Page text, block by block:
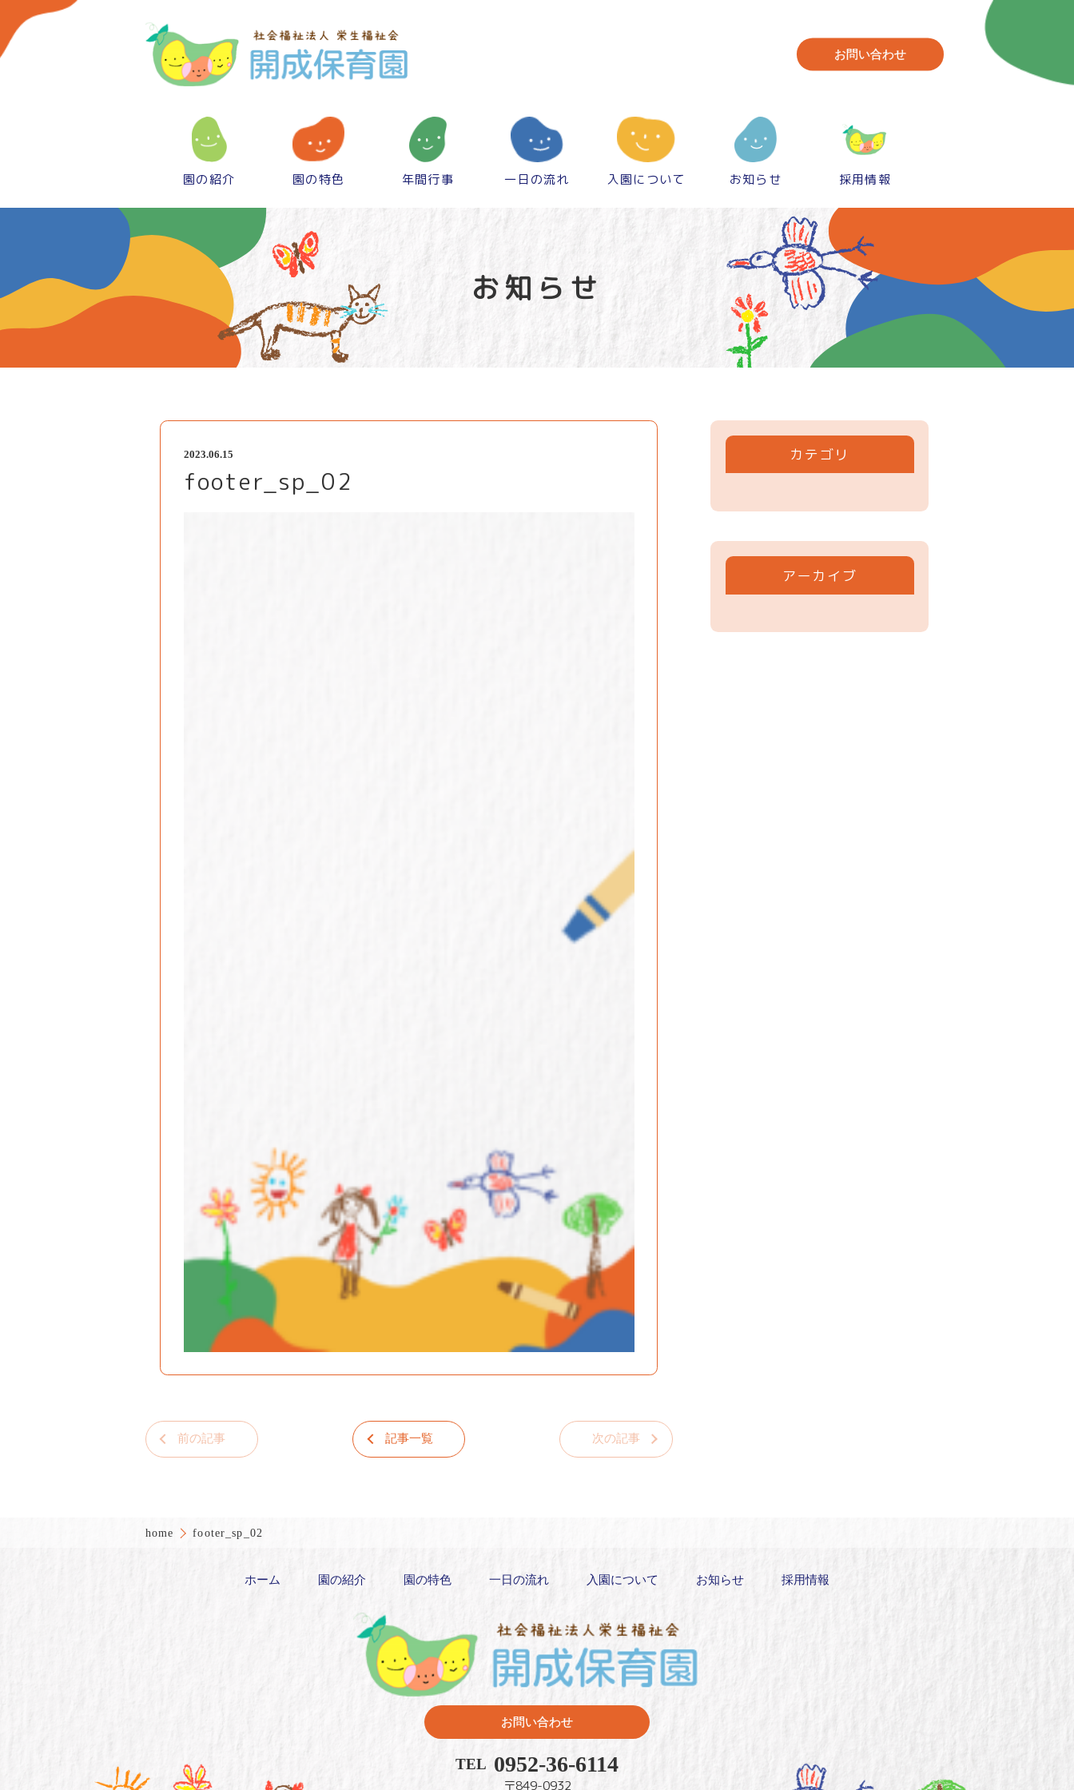
お問い合わせ
園の紹介 園の特色 年間行事 一日の流れ 入園について お知らせ 採用情報
お知らせ
2023.06.15
footer_sp_02
前の記事 記事一覧 次の記事
カテゴリ
アーカイブ
home footer_sp_02
ホーム 園の紹介 園の特色 一日の流れ 入園について お知らせ 採用情報
お問い合わせ
TEL 0952-36-6114
〒849-0932